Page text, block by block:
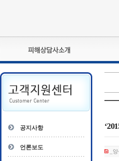
피해상담사란?
자격관리규정
상담사 자격증 확인
- 피해상담사 1급
- 전문수련감독자
- 전문수련기관
공지사항
언론보도
_